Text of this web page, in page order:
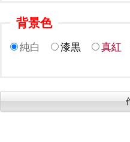
背景色
純白 漆黒 真紅